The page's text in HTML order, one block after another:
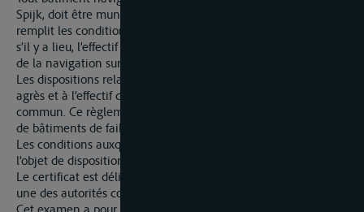
Spijk, doit être muni d’un certifcat constatant que ce bâtiment
remplit les conditions de navigabilité et indiquant les agrès et,
s’il y a lieu, l’effectif de l’équipage nécessaire pour la sécurité
de la navigation sur la partie du Rhin qu’il utilise.
Les dispositions relatives aux conditions de navigabilité, aux
agrès et à l’effectif de l’équipage sont fixées par un règlement
commun. Ce règlement peut exempter certaines catégories
de bâtiments de faible tonnage de l’obligation du certificat.
Les conditions auxquelles sont soumis les navires de mer font
l’objet de dispositions spéciales de ce règlement
Le certificat est délivré, sur la base d’un examen préalable, par
une des autorités compétentes d’un des Etats contractants.